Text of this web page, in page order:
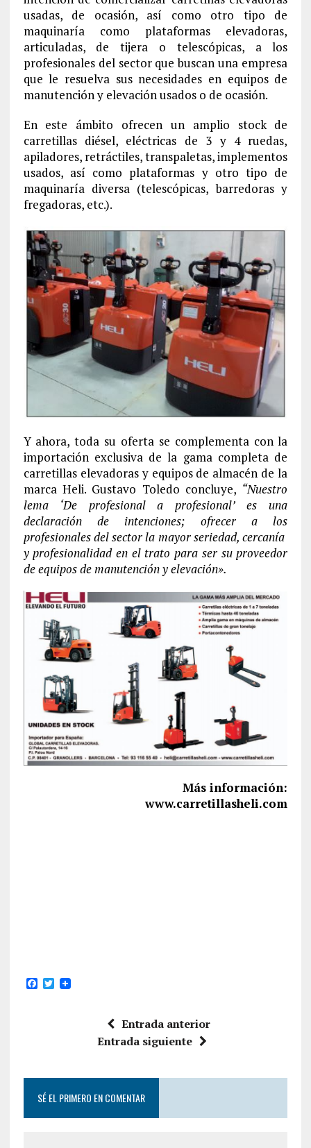
usadas, de ocasión, así como otro tipo de
maquinaría como plataformas elevadoras,
articuladas, de tijera o telescópicas, a los
profesionales del sector que buscan una empresa
que le resuelva sus necesidades en equipos de
manutención y elevación usados o de ocasión.
En este ámbito ofrecen un amplio stock de
carretillas diésel, eléctricas de 3 y 4 ruedas,
apiladores, retráctiles, transpaletas, implementos
usados, así como plataformas y otro tipo de
maquinaría diversa (telescópicas, barredoras y
fregadoras, etc.).
Y ahora, toda su oferta se complementa con la
importación exclusiva de la gama completa de
carretillas elevadoras y equipos de almacén de la
marca Heli. Gustavo Toledo concluye, “Nuestro
lema ‘De profesional a profesional’ es una
declaración de intenciones; ofrecer a los
profesionales del sector la mayor seriedad, cercanía
y profesionalidad en el trato para ser su proveedor
de equipos de manutención y elevación».
Más información:
www.carretillasheli.com
F
a
T
w
Entrada anterior
Entrada siguiente
SÉ EL PRIMERO EN COMENTAR